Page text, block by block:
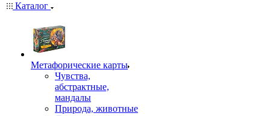
Каталог
Mетафорические карты
Чувства,
абстрактные,
мандалы
Природа, животные